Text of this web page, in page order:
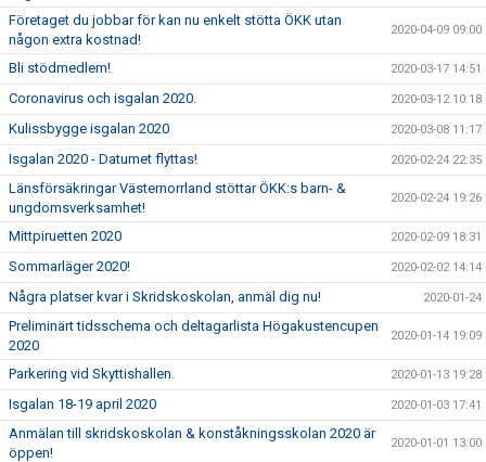
Företaget du jobbar för kan nu enkelt stötta ÖKK utan
någon extra kostnad!
2020-04-09 09:00
Bli stödmedlem! 2020-03-17 14:51
Coronavirus och isgalan 2020. 2020-03-12 10:18
Kulissbygge isgalan 2020 2020-03-08 11:17
Isgalan 2020 - Datumet flyttas! 2020-02-24 22:35
Länsförsäkringar Västernorrland stöttar ÖKK:s barn- &
ungdomsverksamhet!
2020-02-24 19:26
Mittpiruetten 2020 2020-02-09 18:31
Sommarläger 2020! 2020-02-02 14:14
Några platser kvar i Skridskoskolan, anmäl dig nu! 2020-01-24
Preliminärt tidsschema och deltagarlista Högakustencupen
2020
2020-01-14 19:09
Parkering vid Skyttishallen. 2020-01-13 19:28
Isgalan 18-19 april 2020 2020-01-03 17:41
Anmälan till skridskoskolan & konståkningsskolan 2020 är
öppen!
2020-01-01 13:00